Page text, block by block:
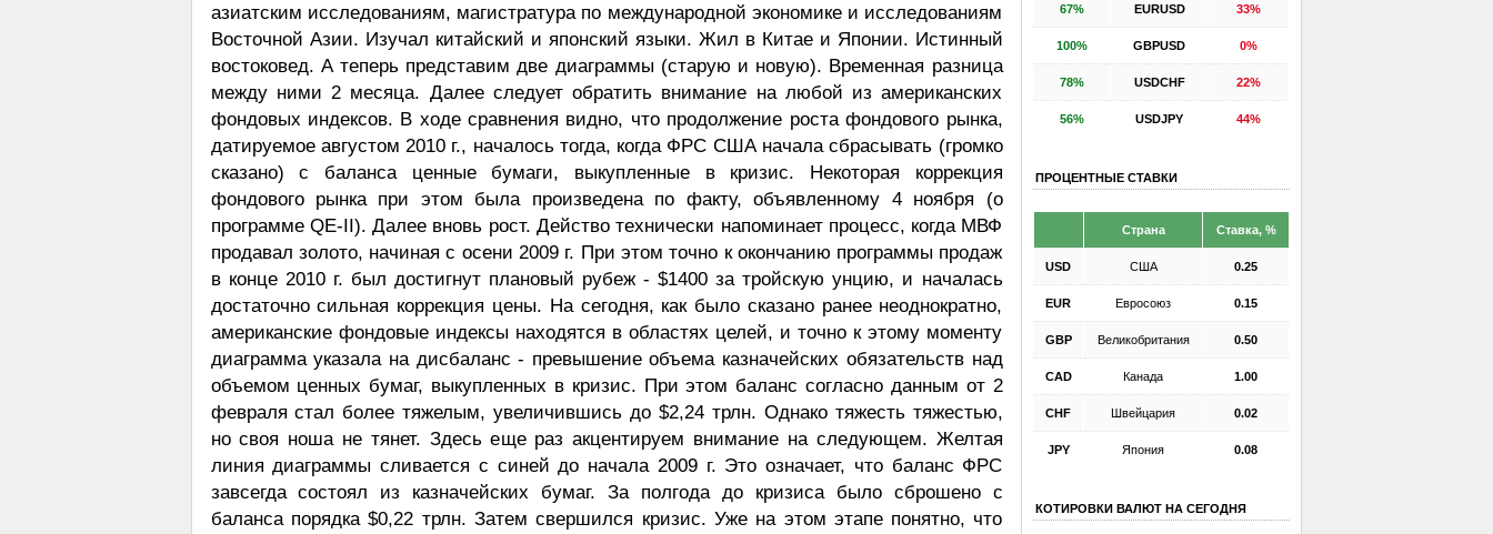
азиатским исследованиям, магистратура по международной экономике и исследованиям
Восточной Азии. Изучал китайский и японский языки. Жил в Китае и Японии. Истинный
востоковед. А теперь представим две диаграммы (старую и новую). Временная разница
между ними 2 месяца. Далее следует обратить внимание на любой из американских
фондовых индексов. В ходе сравнения видно, что продолжение роста фондового рынка,
датируемое августом 2010 г., началось тогда, когда ФРС США начала сбрасывать (громко
сказано) с баланса ценные бумаги, выкупленные в кризис. Некоторая коррекция
фондового рынка при этом была произведена по факту, объявленному 4 ноября (о
программе QE-II). Далее вновь рост. Действо технически напоминает процесс, когда МВФ
продавал золото, начиная с осени 2009 г. При этом точно к окончанию программы продаж
в конце 2010 г. был достигнут плановый рубеж - $1400 за тройскую унцию, и началась
достаточно сильная коррекция цены. На сегодня, как было сказано ранее неоднократно,
американские фондовые индексы находятся в областях целей, и точно к этому моменту
диаграмма указала на дисбаланс - превышение объема казначейских обязательств над
объемом ценных бумаг, выкупленных в кризис. При этом баланс согласно данным от 2
февраля стал более тяжелым, увеличившись до $2,24 трлн. Однако тяжесть тяжестью,
но своя ноша не тянет. Здесь еще раз акцентируем внимание на следующем. Желтая
линия диаграммы сливается с синей до начала 2009 г. Это означает, что баланс ФРС
завсегда состоял из казначейских бумаг. За полгода до кризиса было сброшено с
баланса порядка $0,22 трлн. Затем свершился кризис. Уже на этом этапе понятно, что
67% EURUSD 33%
100% GBPUSD 0%
78% USDCHF 22%
56% USDJPY 44%
ПРОЦЕНТНЫЕ СТАВКИ
Страна Ставка, %
USD США 0.25
EUR Евросоюз 0.15
GBP Великобритания 0.50
CAD Канада 1.00
CHF Швейцария 0.02
JPY Япония 0.08
КОТИРОВКИ ВАЛЮТ НА СЕГОДНЯ